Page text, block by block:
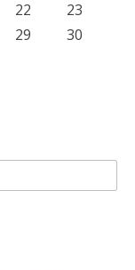
22
23
29
30